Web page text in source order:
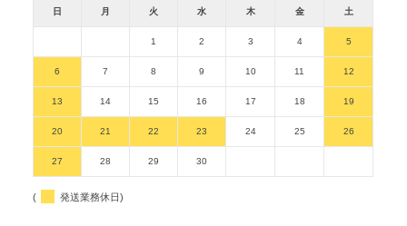
日 月 火 水 木 金 土
1 2 3 4 5
6 7 8 9 10 11 12
13 14 15 16 17 18 19
20 21 22 23 24 25 26
27 28 29 30
( 発送業務休日)